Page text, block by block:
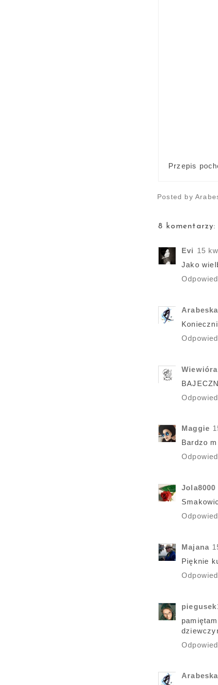
Przepis
Posted by
8 komentarzy:
Evi 15
Jako
Wiewióra
Maggie
Bardzo
Jola8000
Majana
Pięknie